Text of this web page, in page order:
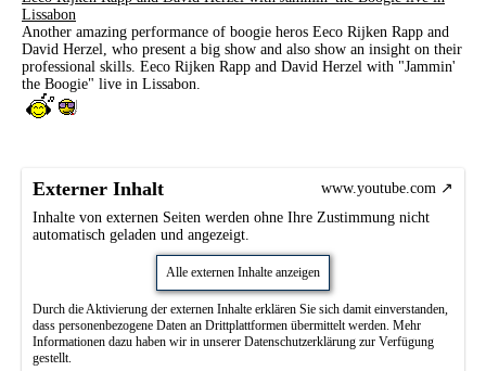
Lissabon
Another amazing performance of boogie heros Eeco Rijken Rapp and
David Herzel, who present a big show and also show an insight on their
professional skills. Eeco Rijken Rapp and David Herzel with "Jammin'
the Boogie" live in Lissabon.
Externer Inhalt
www.youtube.com
Inhalte von externen Seiten werden ohne Ihre Zustimmung nicht
automatisch geladen und angezeigt.
Alle externen Inhalte anzeigen
Durch die Aktivierung der externen Inhalte erklären Sie sich damit einverstanden,
dass personenbezogene Daten an Drittplattformen übermittelt werden. Mehr
Informationen dazu haben wir in unserer Datenschutzerklärung zur Verfügung
gestellt.